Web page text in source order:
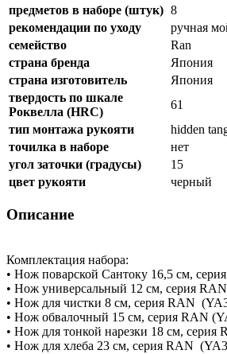
предметов в наборе (штук) 8
рекомендации по уходу
ручная
семейство
Ran
страна бренда
Япония
страна изготовитель
Япония
твердость по шкале
Роквелла (HRC)
61
тип монтажа рукояти
hidden
точилка в наборе
нет
угол заточки (градусы)
15
цвет рукояти
черный
Описание
Комплектация набора:
• Нож поварской Сантоку 16,5 см,
• Нож универсальный 12 см, серия
• Нож для чистки 8 см, серия RAN
• Нож обвалочный 15 см, серия RAN
• Нож для тонкой нарезки 18 см,
• Нож для хлеба 23 см, серия RAN